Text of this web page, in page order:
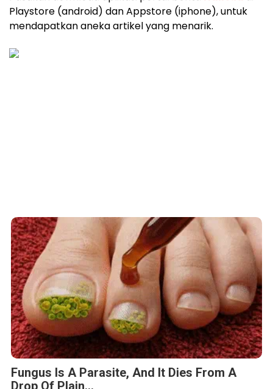
Playstore (android) dan Appstore (iphone), untuk
mendapatkan aneka artikel yang menarik.